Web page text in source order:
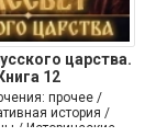
царства.
Книга 12
прочее /
история /
/ Исторические